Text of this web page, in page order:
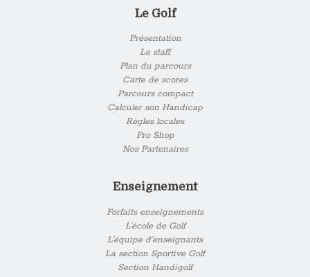
Le Golf
Présentation
Le staff
Plan du parcours
Carte de scores
Parcours compact
Calculer son Handicap
Règles locales
Pro Shop
Nos Partenaires
Enseignement
Forfaits enseignements
L’école de Golf
L’équipe d’enseignants
La section Sportive Golf
Section Handigolf